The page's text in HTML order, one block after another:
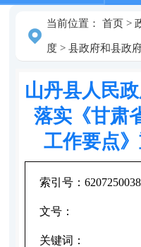
当前位置： 首页>
度> 县政府和县政
山丹县人民
落实《甘肃
工作要点
索引号：
文号：
关键词：